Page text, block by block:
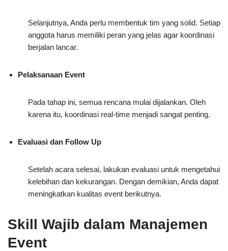
Selanjutnya, Anda perlu membentuk tim yang solid. Setiap
anggota harus memiliki peran yang jelas agar koordinasi
berjalan lancar.
Pelaksanaan Event
Pada tahap ini, semua rencana mulai dijalankan. Oleh
karena itu, koordinasi real-time menjadi sangat penting.
Evaluasi dan Follow Up
Setelah acara selesai, lakukan evaluasi untuk mengetahui
kelebihan dan kekurangan. Dengan demikian, Anda dapat
meningkatkan kualitas event berikutnya.
Skill Wajib dalam Manajemen
Event